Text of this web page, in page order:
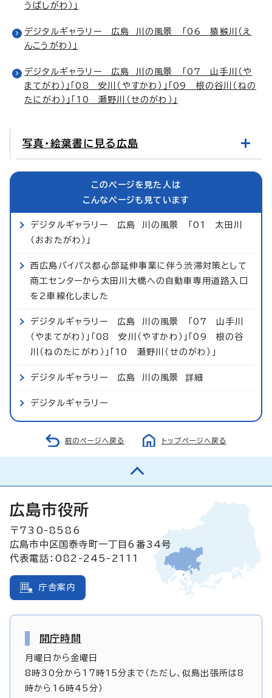
うばしがわ）」
デジタルギャラリー 広島 川の風景 「06 猿猴川（え
んこうがわ）」
デジタルギャラリー 広島 川の風景 「07 山手川（や
まてがわ）」「08 安川（やすかわ）」「09 根の谷川（ねの
たにがわ）」「10 瀬野川（せのがわ）」
写真・絵葉書に見る広島
このページを見た人は
こんなページも見ています
デジタルギャラリー 広島 川の風景 「01 太田川
（おおたがわ）」
西広島バイパス都心部延伸事業に伴う渋滞対策として
商工センターから太田川大橋への自動車専用道路入口
を2車線化しました
デジタルギャラリー 広島 川の風景 「07 山手川
（やまてがわ）」「08 安川（やすかわ）」「09 根の谷
川（ねのたにがわ）」「10 瀬野川（せのがわ）」
デジタルギャラリー 広島 川の風景 詳細
デジタルギャラリー
前のページへ戻る トップページへ戻る
広島市役所
〒730-8586
広島市中区国泰寺町一丁目6番34号
代表電話：082-245-2111
庁舎案内
開庁時間
月曜日から金曜日
8時30分から17時15分まで（ただし、似島出張所は8
時から16時45分）